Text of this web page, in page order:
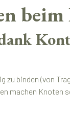
zu binden (von
machen Knoten